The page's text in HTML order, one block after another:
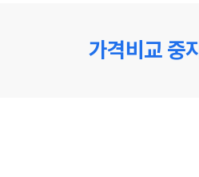
가격비교 중지